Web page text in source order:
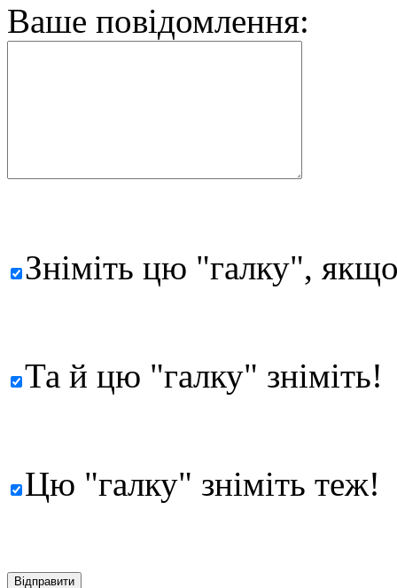
Ваше повідомлення:
Зніміть цю "галку",
Та й цю "галку" зніміть!
Цю "галку" зніміть теж!